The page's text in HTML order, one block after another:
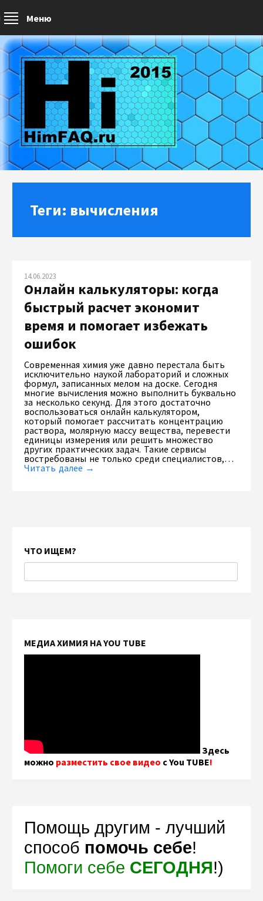
Меню
Теги: вычисления
14.06.2023
Онлайн калькуляторы: когда
быстрый расчет экономит
время и помогает избежать
ошибок
Современная химия уже давно перестала быть
исключительно наукой лабораторий и сложных
формул, записанных мелом на доске. Сегодня
многие вычисления можно выполнить буквально
за несколько секунд. Для этого достаточно
воспользоваться онлайн калькулятором,
который помогает рассчитать концентрацию
раствора, молярную массу вещества, перевести
единицы измерения или решить множество
других практических задач. Такие сервисы
востребованы не только среди специалистов,…
Читать далее →
ЧТО ИЩЕМ?
МЕДИА ХИМИЯ НА YOU TUBE
Здесь
можно разместить свое видео с You TUBE!
Помощь другим - лучший
способ помочь себе!
Помоги себе СЕГОДНЯ!)